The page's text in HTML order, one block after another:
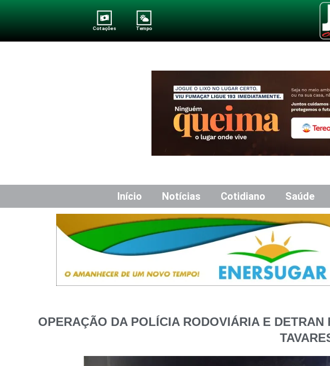
Cotações Tempo
Início Notícias Cotidiano Saúde
OPERAÇÃO DA POLÍCIA RODOVIÁRIA E